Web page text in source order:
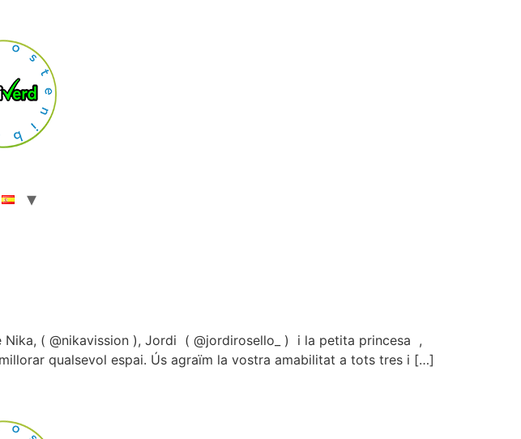
Nika, ( @nikavission ), Jordi ( @jordirosello_ ) i la petita princesa ,
qualsevol espai. Ús agraïm la vostra amabilitat a tots tres i […]